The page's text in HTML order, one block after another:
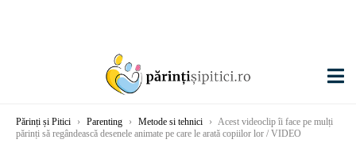
Părinți și Pitici › Parenting › Metode si tehnici › Acest videoclip îi face pe mulți
părinți să regândească desenele animate pe care le arată copiilor lor / VIDEO